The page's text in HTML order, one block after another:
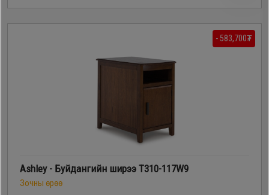
- 583,700₮
Ashley - Буйдангийн ширээ T310-117W9
Зочны өрөө